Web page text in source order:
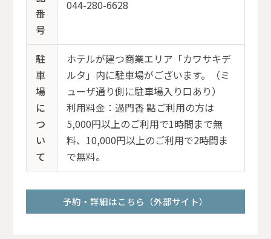
番
号
044-280-6628
駐
車
場
に
つ
い
て
ホテルが建つ商業エリア「カワサキデ
ルタ」内に駐車場がございます。（ミ
ューザ通り側に駐車場入り口あり）
利用料金：過門香 點ご利用の方は
5,000円以上のご利用で1時間まで無
料、10,000円以上のご利用で2時間ま
で無料。
予約・詳細はこちら（外部サイト）